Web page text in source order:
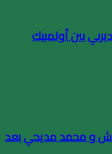
بين أولمبيك
كركاش و محمد مديحي بعد